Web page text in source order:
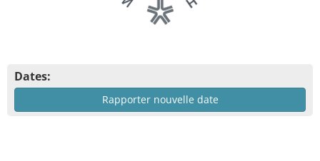
Dates:
Rapporter nouvelle date